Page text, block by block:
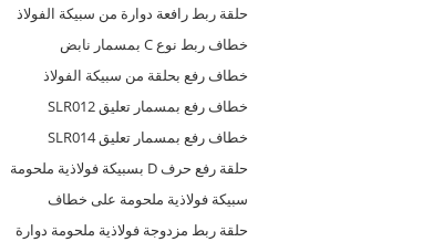
حلقة ربط رافعة دوارة من سبيكة الفولاذ
خطاف ربط نوع C بمسمار نابض
خطاف رفع بحلقة من سبيكة الفولاذ
خطاف رفع بمسمار تعليق SLR012
خطاف رفع بمسمار تعليق SLR014
حلقة رفع حرف D بسبيكة فولاذية ملحومة
سبيكة فولاذية ملحومة على خطاف
حلقة ربط مزدوجة فولاذية ملحومة دوارة